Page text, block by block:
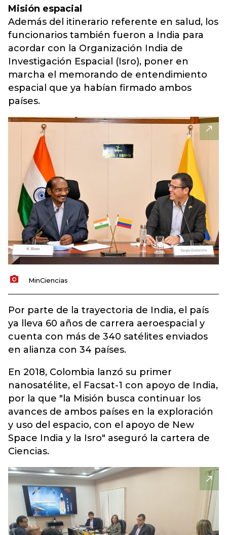
Misión espacial
Además del itinerario referente en salud, los
funcionarios también fueron a India para
acordar con la Organización India de
Investigación Espacial (Isro), poner en
marcha el memorando de entendimiento
espacial que ya habían firmado ambos
países.
MinCiencias
Por parte de la trayectoria de India, el país
ya lleva 60 años de carrera aeroespacial y
cuenta con más de 340 satélites enviados
en alianza con 34 países.
En 2018, Colombia lanzó su primer
nanosatélite, el Facsat-1 con apoyo de India,
por la que "la Misión busca continuar los
avances de ambos países en la exploración
y uso del espacio, con el apoyo de New
Space India y la Isro" aseguró la cartera de
Ciencias.